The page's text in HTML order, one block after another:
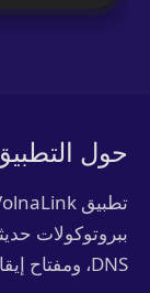
حول
ببروتوكولات
DNS، ومفتاح إيقاف، وسرعة عالية لكل المهام.